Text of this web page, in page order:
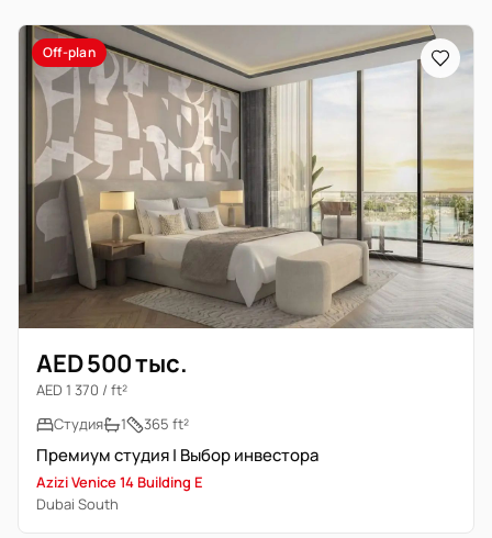
Off-plan
AED 500 тыс.
AED 1 370 / ft²
Студия
1 365 ft²
Премиум студия | Выбор инвестора
Azizi Venice 14 Building E
Dubai South